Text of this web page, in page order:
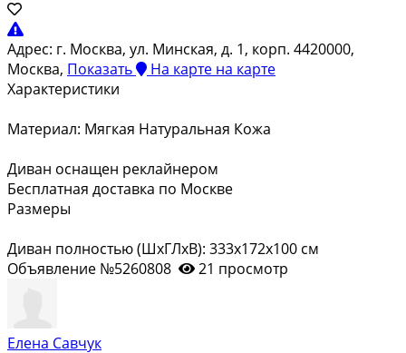
Адрес: г. Москва, ул. Минская, д. 1, корп. 4420000,
Москва, Показать На карте на карте
Характеристики
Материал: Мягкая Натуральная Кожа
Диван оснащен реклайнером
Бесплатная доставка по Москве
Размеры
Диван полностью (ШхГЛхВ): 333x172x100 см
Объявление №5260808
21 просмотр
Елена Савчук